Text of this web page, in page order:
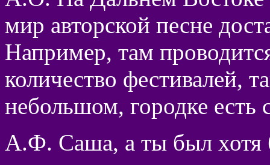
мир авторской песне
Например, там
количество фестивалей,
небольшом, городке есть
А.Ф. Саша, а ты был хотя